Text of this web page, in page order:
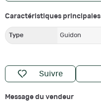
Caractéristiques principales
Type Guidon
Suivre
Message du vendeur